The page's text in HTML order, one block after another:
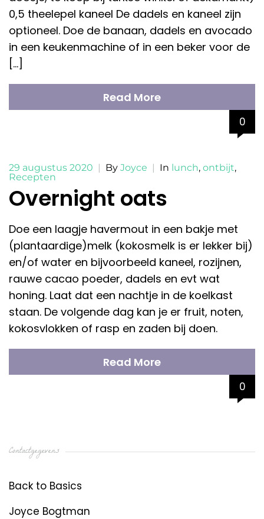
0,5 theelepel kaneel De dadels en kaneel zijn
optioneel. Doe de banaan, dadels en avocado
in een keukenmachine of in een beker voor de
[…]
Read More
0
29 augustus 2020 | By Joyce | In lunch, ontbijt,
Recepten
Overnight oats
Doe een laagje havermout in een bakje met
(plantaardige)melk (kokosmelk is er lekker bij)
en/of water en bijvoorbeeld kaneel, rozijnen,
rauwe cacao poeder, dadels en evt wat
honing. Laat dat een nachtje in de koelkast
staan. De volgende dag kan je er fruit, noten,
kokosvlokken of rasp en zaden bij doen.
Read More
0
Contactgegevens
Back to Basics
Joyce Bogtman